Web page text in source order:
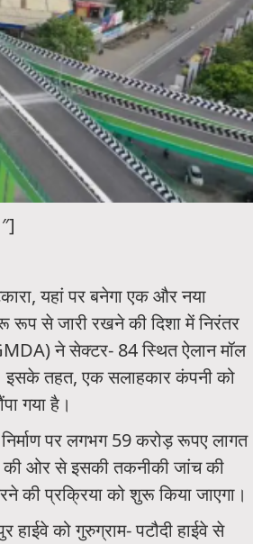
यहां पर बनेगा एक और नया
रूप से जारी रखने की दिशा में निरंतर
ने सेक्टर- 84 स्थित ऐलान मॉल
इसके तहत, एक सलाहकार कंपनी को
गया है।
पर लगभग 59 करोड़ रूपए लागत
की ओर से इसकी तकनीकी जांच की
की प्रक्रिया को शुरू किया जाएगा।
को गुरुग्राम- पटौदी हाईवे से